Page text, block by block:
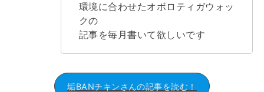
環境に合わせたオボロティガウォッ
クの
記事を毎月書いて欲しいです
垢BANチキンさんの記事を読む！